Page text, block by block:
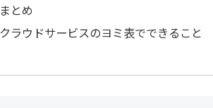
まとめ
クラウドサービスのヨミ表でできること